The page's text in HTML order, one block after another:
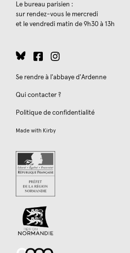
Le bureau parisien :
sur rendez-vous le mercredi
et le vendredi matin de 9h30 à 13h
Se rendre à l'abbaye d'Ardenne
Qui contacter ?
Politique de confidentialité
Made with Kirby